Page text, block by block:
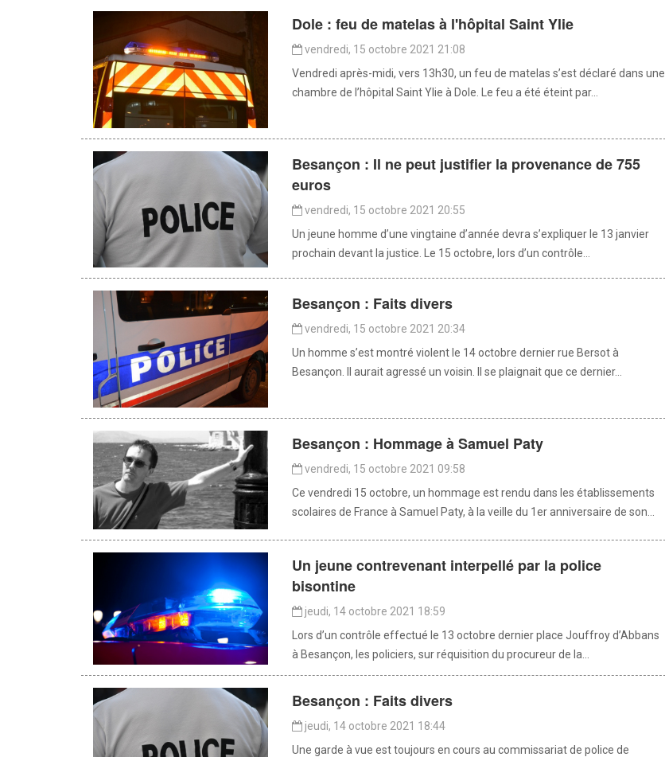
Dole : feu de matelas à l'hôpital Saint Ylie
vendredi, 15 octobre 2021 21:08
Vendredi après-midi, vers 13h30, un feu de matelas s’est déclaré dans une
chambre de l’hôpital Saint Ylie à Dole. Le feu a été éteint par...
Besançon : Il ne peut justifier la provenance de 755
euros
vendredi, 15 octobre 2021 20:55
Un jeune homme d’une vingtaine d’année devra s’expliquer le 13 janvier
prochain devant la justice. Le 15 octobre, lors d’un contrôle...
Besançon : Faits divers
vendredi, 15 octobre 2021 20:34
Un homme s’est montré violent le 14 octobre dernier rue Bersot à
Besançon. Il aurait agressé un voisin. Il se plaignait que ce dernier...
Besançon : Hommage à Samuel Paty
vendredi, 15 octobre 2021 09:58
Ce vendredi 15 octobre, un hommage est rendu dans les établissements
scolaires de France à Samuel Paty, à la veille du 1er anniversaire de son...
Un jeune contrevenant interpellé par la police
bisontine
jeudi, 14 octobre 2021 18:59
Lors d’un contrôle effectué le 13 octobre dernier place Jouffroy d’Abbans
à Besançon, les policiers, sur réquisition du procureur de la...
Besançon : Faits divers
jeudi, 14 octobre 2021 18:44
Une garde à vue est toujours en cours au commissariat de police de